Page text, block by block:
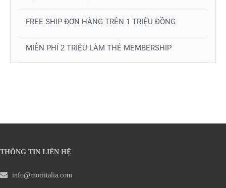
FREE SHIP ĐƠN HÀNG TRÊN 1 TRIỆU ĐỒNG
MIỄN PHÍ 2 TRIỆU LÀM THẺ MEMBERSHIP
THÔNG TIN LIÊN HỆ
info@moriitalia.com